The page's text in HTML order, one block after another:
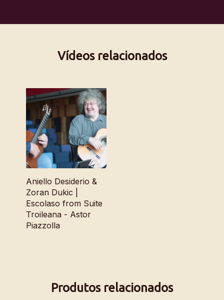
Vídeos relacionados
Aniello Desiderio &
Zoran Dukic |
Escolaso from Suite
Troileana - Astor
Piazzolla
Produtos relacionados